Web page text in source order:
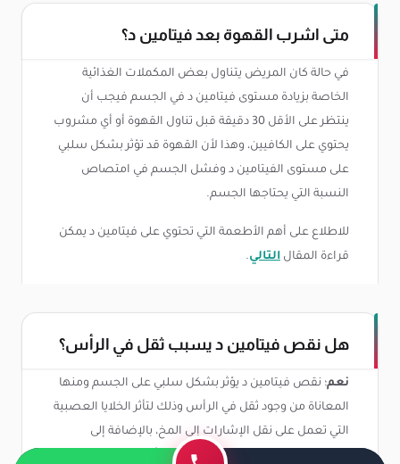
متى اشرب القهوة بعد فيتامين د؟
في حالة كان المريض يتناول بعض المكملات الغذائية
الخاصة بزيادة مستوى فيتامين د في الجسم فيجب أن
ينتظر على الأقل 30 دقيقة قبل تناول القهوة أو أي مشروب
يحتوي على الكافيين، وهذا لأن القهوة قد تؤثر بشكل سلبي
على مستوى الفيتامين د وفشل الجسم في امتصاص
النسبة التي يحتاجها الجسم.
للاطلاع على أهم الأطعمة التي تحتوي على فيتامين د يمكن
قراءة المقال التالي.
هل نقص فيتامين د يسبب ثقل في الرأس؟
نعم؛ نقص فيتامين د يؤثر بشكل سلبي على الجسم ومنها
المعاناة من وجود ثقل في الرأس وذلك لتأثر الخلايا العصبية
التي تعمل على نقل الإشارات إلى المخ، بالإضافة إلى
الشعور بالخمول والإرهاق دون القيام بأي جهد.